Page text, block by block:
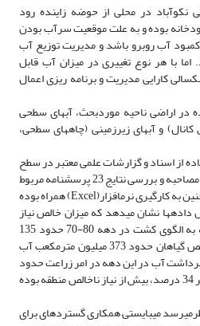
در محلى از حوضه زاینده رود
بوده و به علت موقعیت سرآب بودن
آب روبرو باشد و مدیریت توزیع آب
با هر نوع تغییرى در میزان آب قابل
کارایى مدیریت و برنامه ریزى اعمال
در اراضى ناحیه موردبحث، آب‏هاى سطحى
و آبهاى زیرزمینى (چاههاى سطحى،
از اسناد و گزارشات علمى معتبر در سطح
ملى و بین‏المللى، کارمیدانى، انجام مصاحبه و بررسى نتایج 23 پرسشنامه مربوط
به 23 روستا در تابستان 82 و همچنین به کارگیرى نرم‏افزار(Excel) همراه بوده
نشان مى‏دهد که میزان خالص نیاز
آبى گیاهان زراعى منطقه با توجه به الگوى کشت در دهه 80-70 حدود 135
میلیون مترمکعب و نیاز آب ناخالص گیاهان حدود 373 میلیون مترمکعب آب
آب در این دهه در امر زراعت حدود
500 میلیون مترمکعب یعنى بالغ بر 34 درصد، بیش از نیاز ناخالص منطقه بوده
مى‏بایستى همکارى گسترده‏اى براى